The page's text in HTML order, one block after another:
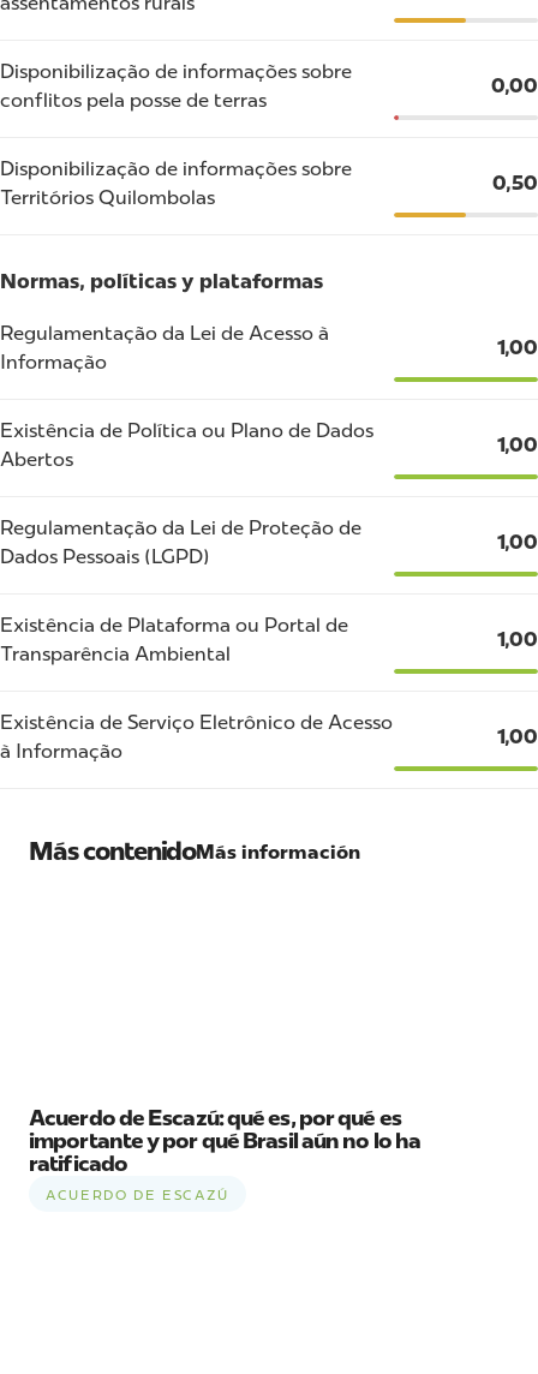
Disponibilização de informações sobre
conflitos pela posse de terras
0,00
Disponibilização de informações sobre
Territórios Quilombolas
0,50
Normas, políticas y plataformas
Regulamentação da Lei de Acesso à
Informação
1,00
Existência de Política ou Plano de Dados
Abertos
1,00
Regulamentação da Lei de Proteção de
Dados Pessoais (LGPD)
1,00
Existência de Plataforma ou Portal de
Transparência Ambiental
1,00
Existência de Serviço Eletrônico de Acesso
à Informação
1,00
Más contenidoMás información
Acuerdo de Escazú: qué es, por qué es
importante y por qué Brasil aún no lo ha
ratificado
ACUERDO DE ESCAZÚ